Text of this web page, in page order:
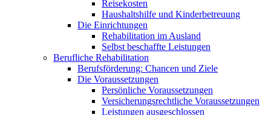
Reisekosten
Haushaltshilfe und Kinderbetreuung
Die Einrichtungen
Rehabilitation im Ausland
Selbst beschaffte Leistungen
Berufliche Rehabilitation
Berufsförderung: Chancen und Ziele
Die Voraussetzungen
Persönliche Voraussetzungen
Versicherungsrechtliche Voraussetzungen
Leistungen ausgeschlossen